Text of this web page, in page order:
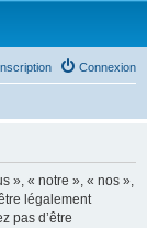
Connexion
», « notre », « nos »,
légalement
pas d’être